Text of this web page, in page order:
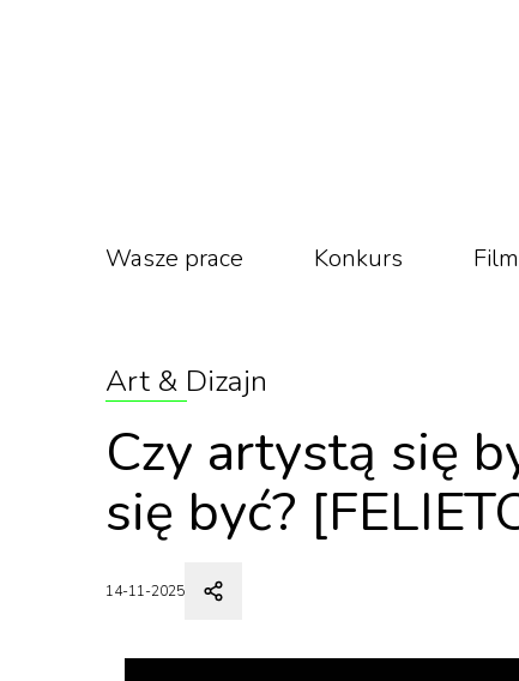
Wasze prace Konkurs Film
Art & Dizajn
Czy artystą się
się być?
14-11-2025